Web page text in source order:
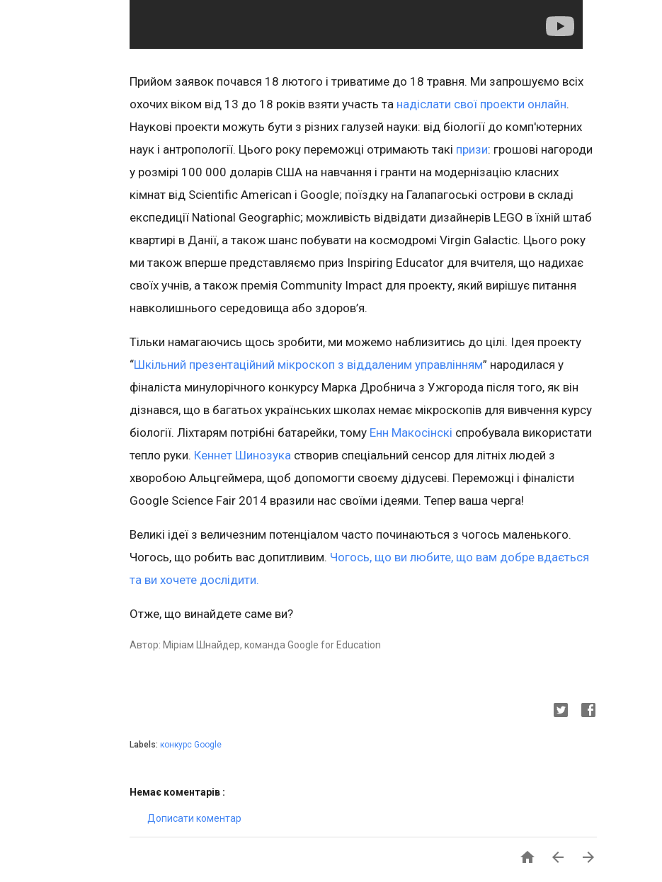
Прийом заявок почався 18 лютого і триватиме до 18 травня. Ми запрошуємо всіх
охочих віком від 13 до 18 років взяти участь та надіслати свої проекти онлайн.
Наукові проекти можуть бути з різних галузей науки: від біології до комп'ютерних
наук і антропології. Цього року переможці отримають такі призи: грошові нагороди
у розмірі 100 000 доларів США на навчання і гранти на модернізацію класних
кімнат від Scientific American і Google; поїздку на Галапагоські острови в складі
експедиції National Geographic; можливість відвідати дизайнерів LEGO в їхній штаб
квартирі в Данії, а також шанс побувати на космодромі Virgin Galactic. Цього року
ми також вперше представляємо приз Inspiring Educator для вчителя, що надихає
своїх учнів, а також премія Community Impact для проекту, який вирішує питання
навколишнього середовища або здоров’я.
Тільки намагаючись щось зробити, ми можемо наблизитись до цілі. Ідея проекту
“Шкільний презентаційний мікроскоп з віддаленим управлінням” народилася у
фіналіста минулорічного конкурсу Марка Дробнича з Ужгорода після того, як він
дізнався, що в багатьох українських школах немає мікроскопів для вивчення курсу
біології. Ліхтарям потрібні батарейки, тому Енн Макосінскі спробувала використати
тепло руки. Кеннет Шинозука створив спеціальний сенсор для літніх людей з
хворобою Альцгеймера, щоб допомогти своєму дідусеві. Переможці і фіналісти
Google Science Fair 2014 вразили нас своїми ідеями. Тепер ваша черга!
Великі ідеї з величезним потенціалом часто починаються з чогось маленького.
Чогось, що робить вас допитливим. Чогось, що ви любите, що вам добре вдається
та ви хочете дослідити.
Отже, що винайдете саме ви?
Автор: Міріам Шнайдер, команда Google for Education
Labels: конкурс Google
Немає коментарів :
Дописати коментар
  